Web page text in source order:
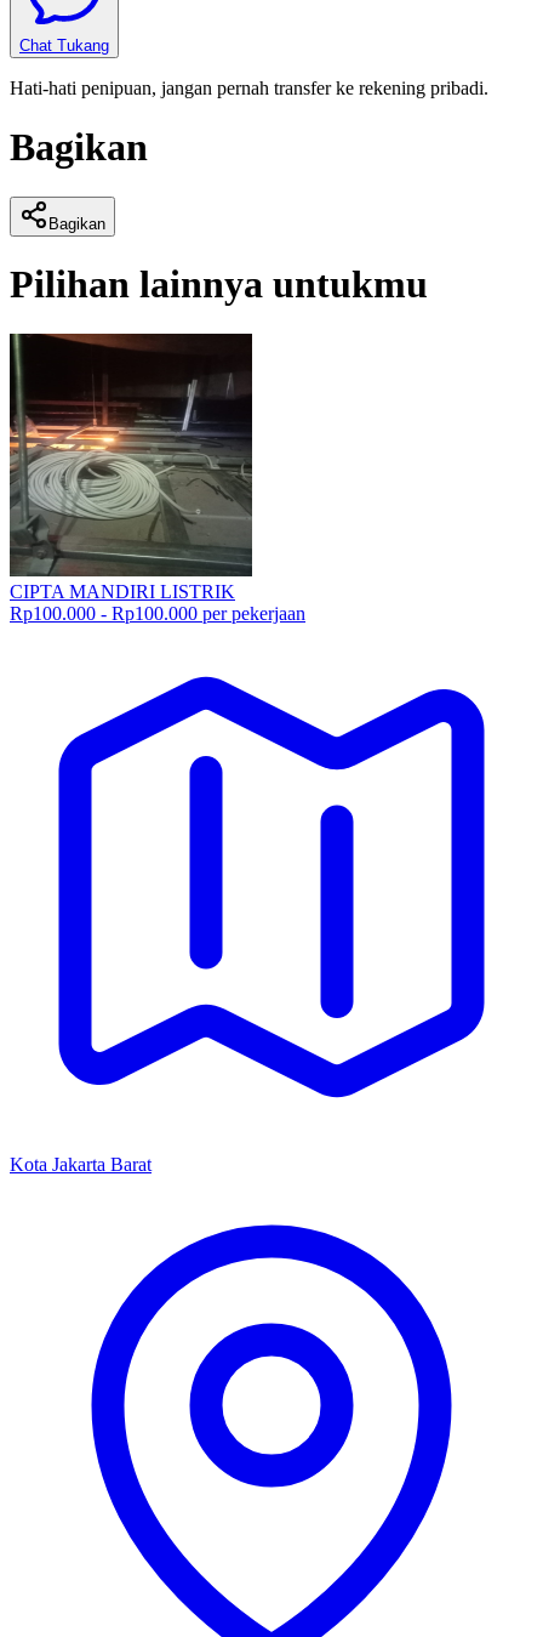
Chat Tukang
Hati-hati penipuan, jangan pernah transfer ke rekening pribadi.
Bagikan
Bagikan
Pilihan lainnya untukmu
CIPTA MANDIRI LISTRIK
Rp100.000 - Rp100.000 per pekerjaan
Kota Jakarta Barat